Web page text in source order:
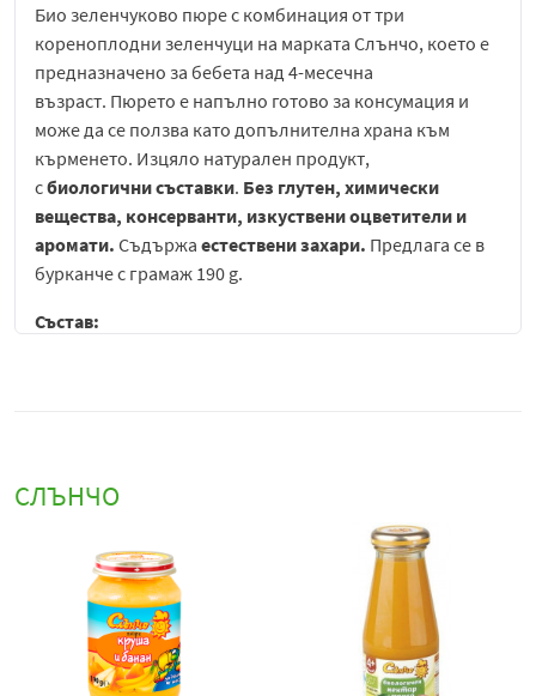
Био зеленчуково пюре с комбинация от три
кореноплодни зеленчуци на марката Слънчо, което е
предназначено за бебета над 4-месечна
възраст. Пюрето е напълно готово за консумация и
може да се ползва като допълнителна храна към
кърменето. Изцяло натурален продукт,
сбиологични съставки. Без глутен, химически
вещества, консерванти, изкуствени оцветители и
аромати. Съдържа естествени захари. Предлага се в
бурканче с грамаж 190 g.
Състав:
Когато отваряте капачката трябва да "пукне". Преди
хранене затоплете на водна пара до достигане на
телесна температура. Разбъркайте добре преди
хранене.
Ако остане неизядено количество, може да го
съхраните на хладно място за не повече от 24 часа.
СЛЪНЧО